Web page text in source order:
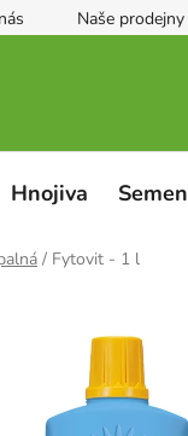
Naše prodejny
Hnojiva
/ Fytovit - 1 l